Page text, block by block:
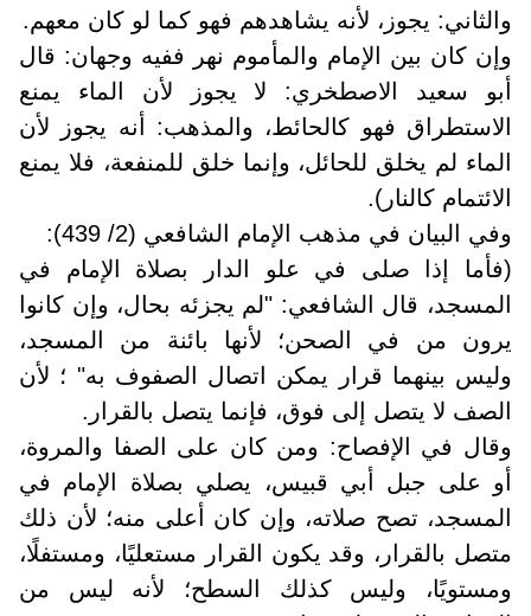
والثاني: يجوز، لأنه يشاهدهم فهو كما لو كان معهم.
وإن كان بين الإمام والمأموم نهر ففيه وجهان: قال
أبو سعيد الاصطخري: لا يجوز لأن الماء يمنع
الاستطراق فهو كالحائط، والمذهب: أنه يجوز لأن
الماء لم يخلق للحائل، وإنما خلق للمنفعة، فلا يمنع
الائتمام كالنار).
وفي البيان في مذهب الإمام الشافعي (2/ 439):
(فأما إذا صلى في علو الدار بصلاة الإمام في
المسجد، قال الشافعي: "لم يجزئه بحال، وإن كانوا
يرون من في الصحن؛ لأنها بائنة من المسجد،
وليس بينهما قرار يمكن اتصال الصفوف به" ؛ لأن
الصف لا يتصل إلى فوق، فإنما يتصل بالقرار.
وقال في الإفصاح: ومن كان على الصفا والمروة،
أو على جبل أبي قبيس، يصلي بصلاة الإمام في
المسجد، تصح صلاته، وإن كان أعلى منه؛ لأن ذلك
متصل بالقرار، وقد يكون القرار مستعليًا، ومستفلًا،
ومستويًا، وليس كذلك السطح؛ لأنه ليس من